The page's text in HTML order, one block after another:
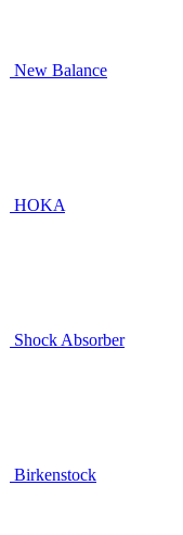
New Balance
HOKA
Shock Absorber
Birkenstock